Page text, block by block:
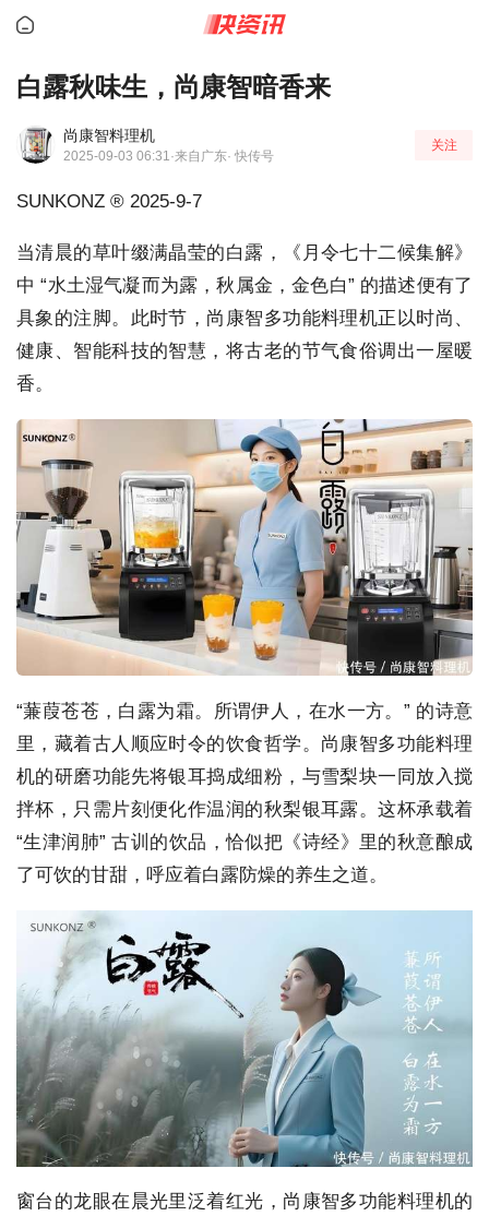
白露秋味生，尚康智暗香来
尚康智料理机
2025-09-03 06:31·来自广东· 快传号
关注
SUNKONZ ® 2025-9-7
当清晨的草叶缀满晶莹的白露，《月令七十二候集解》
中 “水土湿气凝而为露，秋属金，金色白” 的描述便有了
具象的注脚。此时节，尚康智多功能料理机正以时尚、
健康、智能科技的智慧，将古老的节气食俗调出一屋暖
香。
“蒹葭苍苍，白露为霜。所谓伊人，在水一方。” 的诗意
里，藏着古人顺应时令的饮食哲学。尚康智多功能料理
机的研磨功能先将银耳捣成细粉，与雪梨块一同放入搅
拌杯，只需片刻便化作温润的秋梨银耳露。这杯承载着
“生津润肺” 古训的饮品，恰似把《诗经》里的秋意酿成
了可饮的甘甜，呼应着白露防燥的养生之道。
窗台的龙眼在晨光里泛着红光，尚康智多功能料理机的